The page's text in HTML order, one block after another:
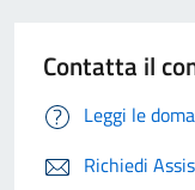
Contatta il
Leggi le
Richiedi